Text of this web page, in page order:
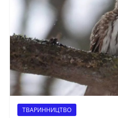
ТВАРИННИЦТВО